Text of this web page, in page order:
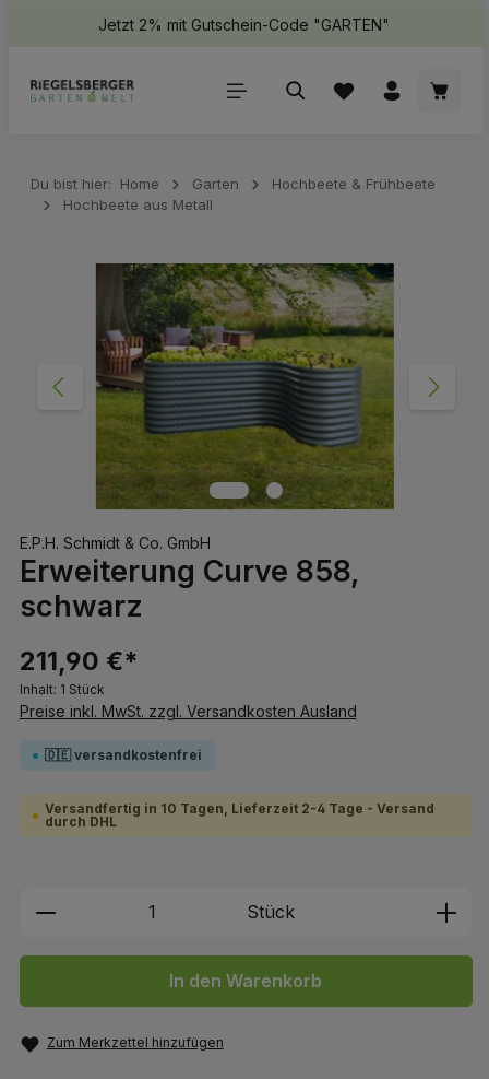
springenJetzt 2% mit Gutschein-Code "GARTEN"
Du bist hier: Home Garten
Hochbeete & Frühbeete
Hochbeete aus Metall
Bildergalerie überspringen
E.P.H. Schmidt & Co. GmbH
Erweiterung Curve 858,
schwarz
211,90 €*
Inhalt: 1 Stück
Preise inkl. MwSt. zzgl. Versandkosten Ausland
🇩🇪 versandkostenfrei
Versandfertig in 10 Tagen, Lieferzeit 2-4 Tage - Versand
durch DHL
Produkt Anzahl: Gib den
Stück
In den Warenkorb
Zum Merkzettel hinzufügen